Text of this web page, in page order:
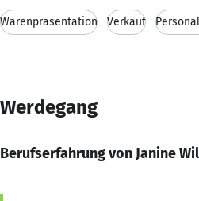
Warenpräsentation Verkauf
Werdegang
Berufserfahrung von Janine